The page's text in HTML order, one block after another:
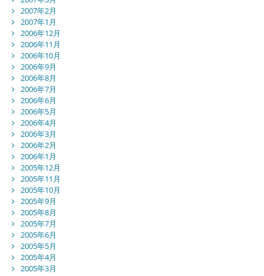
2007年2月
2007年1月
2006年12月
2006年11月
2006年10月
2006年9月
2006年8月
2006年7月
2006年6月
2006年5月
2006年4月
2006年3月
2006年2月
2006年1月
2005年12月
2005年11月
2005年10月
2005年9月
2005年8月
2005年7月
2005年6月
2005年5月
2005年4月
2005年3月